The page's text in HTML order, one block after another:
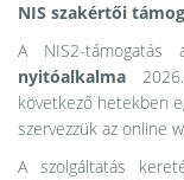
NIS szakértői
A NIS2-
nyitóalkalma
következő hetekben
szervezzük az online
A szolgáltatás